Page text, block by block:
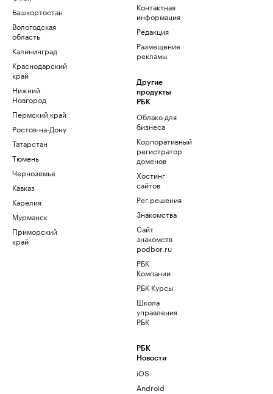
Башкортостан
Вологодская
область
Калининград
Краснодарский
край
Нижний
Новгород
Пермский край
Ростов-на-Дону
Татарстан
Тюмень
Черноземье
Кавказ
Карелия
Мурманск
Приморский
край
Контактная
информация
Редакция
Размещение
рекламы
Другие
продукты
РБК
Облако для
бизнеса
Корпоративный
регистратор
доменов
Хостинг
сайтов
Рег.решения
Знакомства
Сайт
знакомств
podbor.ru
РБК
Компании
РБК Курсы
Школа
управления
РБК
РБК
Новости
iOS
Android